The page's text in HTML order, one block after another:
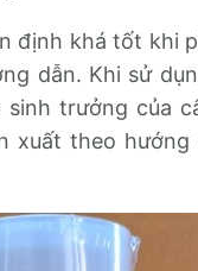
định khá tốt khi
dẫn. Khi sử
trưởng của
xuất theo